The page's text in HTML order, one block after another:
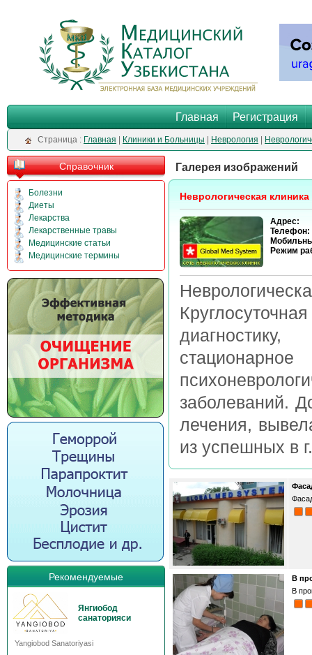
Главная Регистрация
Cтраница : Главная Клиники и Больницы Неврология
Справочник
Болезни
Диеты
Лекарства
Лекарственные травы
Медицинские статьи
Медицинские термины
Рекомендуемые
Янгиобод
санаторияси
Yangiobod Sanatoriyasi
Галерея изображений
Неврологическая
Адрес:
Телефон:
Режим
заболеваний.
лечения,
из успешных в
В
В